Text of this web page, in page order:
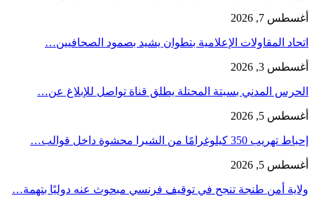
أغسطس 7, 2026
اتحاد المقاولات الإعلامية بتطوان يشيد بصمود الصحافيين…
أغسطس 3, 2026
الحرس المدني بسبتة المحتلة يطلق قناة تواصل للإبلاغ عن…
أغسطس 5, 2026
إحباط تهريب 350 كيلوغرامًا من الشيرا محشوة داخل قوالب…
أغسطس 5, 2026
ولاية أمن طنجة تنجح في توقيف فرنسي مبحوث عنه دوليًا بتهمة…